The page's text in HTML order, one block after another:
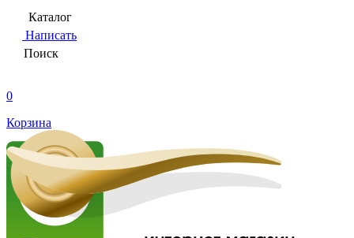
Каталог
Написать
Поиск
0
Корзина